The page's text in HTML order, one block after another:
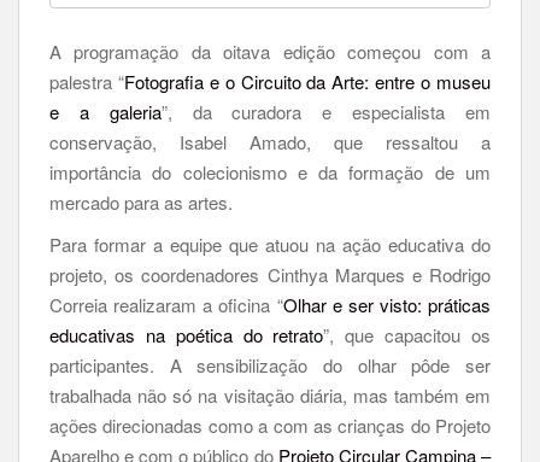
A programação da oitava edição começou com a
palestra “Fotografia e o Circuito da Arte: entre o museu
e a galeria”, da curadora e especialista em
conservação, Isabel Amado, que ressaltou a
importância do colecionismo e da formação de um
mercado para as artes.
Para formar a equipe que atuou na ação educativa do
projeto, os coordenadores Cinthya Marques e Rodrigo
Correia realizaram a oficina “Olhar e ser visto: práticas
educativas na poética do retrato”, que capacitou os
participantes. A sensibilização do olhar pôde ser
trabalhada não só na visitação diária, mas também em
ações direcionadas como a com as crianças do Projeto
Aparelho e com o público do Projeto Circular Campina –